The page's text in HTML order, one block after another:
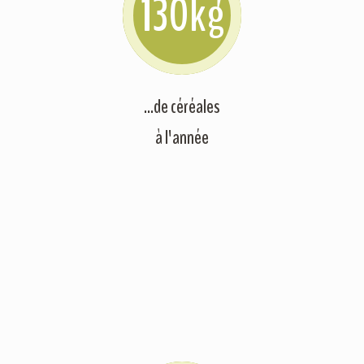
130kg
...de céréales
à l'année